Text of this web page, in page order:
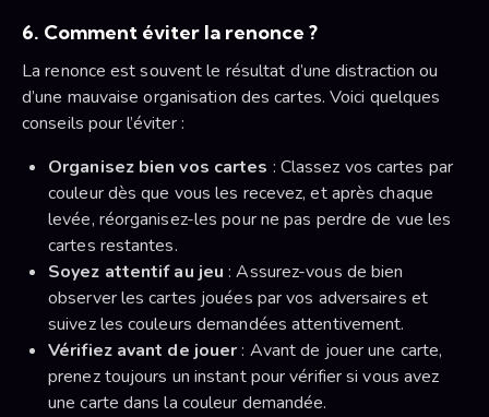
6. Comment éviter la renonce ?
La renonce est souvent le résultat d’une distraction ou
d’une mauvaise organisation des cartes. Voici quelques
conseils pour l’éviter :
Organisez bien vos cartes : Classez vos cartes par
couleur dès que vous les recevez, et après chaque
levée, réorganisez-les pour ne pas perdre de vue les
cartes restantes.
Soyez attentif au jeu : Assurez-vous de bien
observer les cartes jouées par vos adversaires et
suivez les couleurs demandées attentivement.
Vérifiez avant de jouer: Avant de jouer une carte,
prenez toujours un instant pour vérifier si vous avez
une carte dans la couleur demandée.